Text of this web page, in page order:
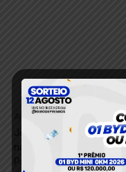
Anterior
Jovem é Morto com
na Cabeça em